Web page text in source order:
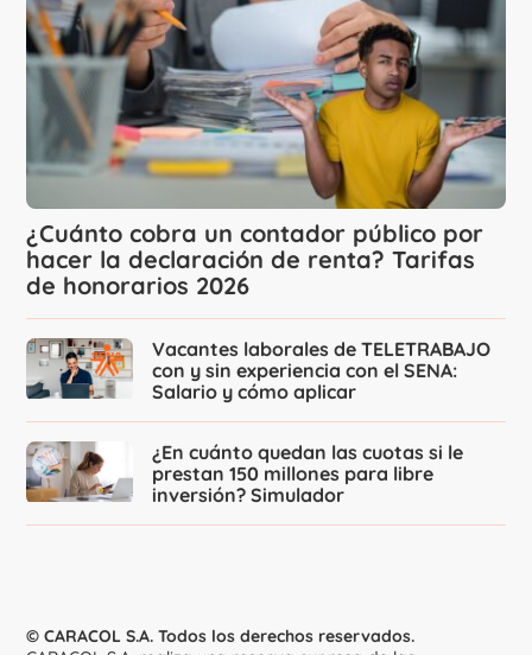
¿Cuánto cobra un contador público por
hacer la declaración de renta? Tarifas
de honorarios 2026
Vacantes laborales de TELETRABAJO
con y sin experiencia con el SENA:
Salario y cómo aplicar
¿En cuánto quedan las cuotas si le
prestan 150 millones para libre
inversión? Simulador
© CARACOL S.A. Todos los derechos reservados.